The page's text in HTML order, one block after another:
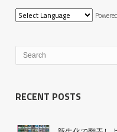
RECENT POSTS